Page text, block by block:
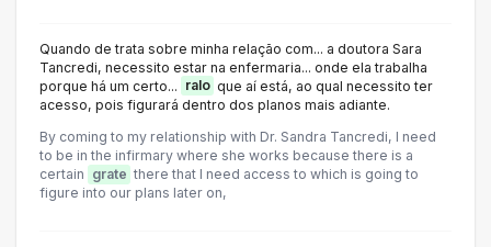
Quando de trata sobre minha relação com... a doutora Sara
Tancredi, necessito estar na enfermaria... onde ela trabalha
porque há um certo... ralo que aí está, ao qual necessito ter
acesso, pois figurará dentro dos planos mais adiante.
By coming to my relationship with Dr. Sandra Tancredi, I need
to be in the infirmary where she works because there is a
certain grate there that I need access to which is going to
figure into our plans later on,